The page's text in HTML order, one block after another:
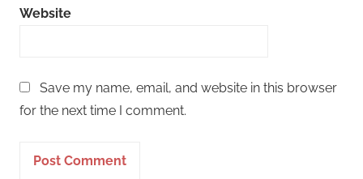
Website
Save my name, email, and website in this browser
for the next time I comment.